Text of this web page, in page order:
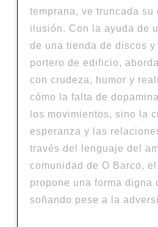
temprana, ve truncada su
ilusión. Con la ayuda de
de una tienda de discos
portero de edificio,
con crudeza, humor y
cómo la falta de
los movimientos, sino la
esperanza y las
través del lenguaje del
comunidad de O Barco,
propone una forma digna
soñando pese a la